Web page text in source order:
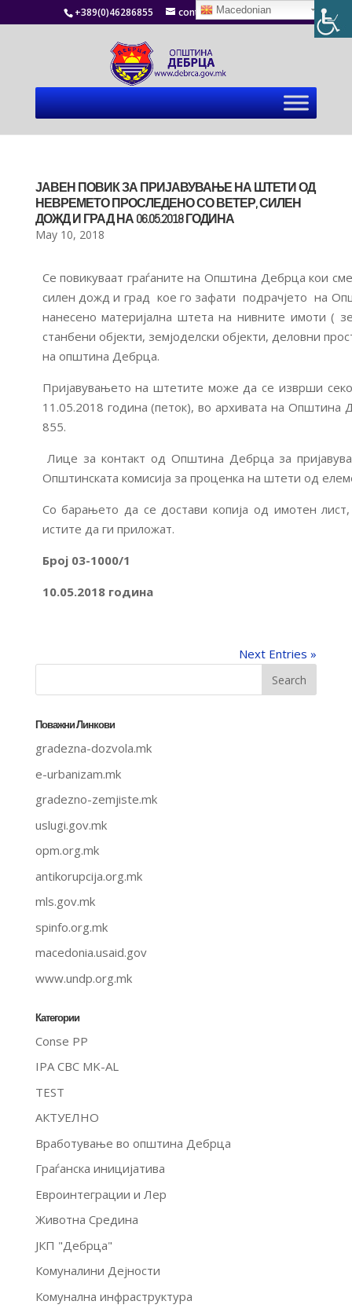
+389(0)46286855 contact@debrca.gov.mk
ЈАВЕН ПОВИК ЗА ПРИЈАВУВАЊЕ НА ШТЕТИ ОД
НЕВРЕМЕТО ПРОСЛЕДЕНО СО ВЕТЕР, СИЛЕН
ДОЖД И ГРАД НА 06.05.2018 ГОДИНА
May 10, 2018
Се повикуваат граѓаните на Општина Дебрца кои
силен дожд и град кое го зафати подрачјето на
нанесено материјална штета на нивните имоти (
станбени објекти, земјоделски објекти, деловни
на општина Дебрца.
Пријавувањето на штетите може да се изврши
11.05.2018 година (петок), во архивата на
855.
Лице за контакт од Општина Дебрца за
Општинската комисија за проценка на штети од
Со барањето да се достави копија од имотен
истите да ги приложат.
Број 03-1000/1
10.05.2018 година
Next Entries »
Поважни Линкови
gradezna-dozvola.mk
e-urbanizam.mk
gradezno-zemjiste.mk
uslugi.gov.mk
opm.org.mk
antikorupcija.org.mk
mls.gov.mk
spinfo.org.mk
macedonia.usaid.gov
www.undp.org.mk
Категории
Conse PP
IPA CBC MK-AL
TEST
АКТУЕЛНО
Вработување во општина Дебрца
Граѓанска иницијатива
Евроинтеграции и Лер
Животна Средина
ЈКП "Дебрца"
Комуналини Дејности
Комунална инфраструктура
Macedonian